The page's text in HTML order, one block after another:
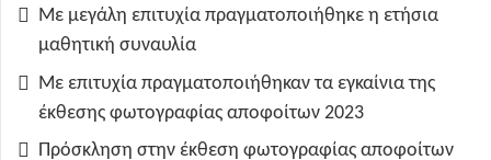
Με μεγάλη επιτυχία πραγματοποιήθηκε η ετήσια
μαθητική συναυλία
Με επιτυχία πραγματοποιήθηκαν τα εγκαίνια της
έκθεσης φωτογραφίας αποφοίτων 2023
Πρόσκληση στην έκθεση φωτογραφίας αποφοίτων